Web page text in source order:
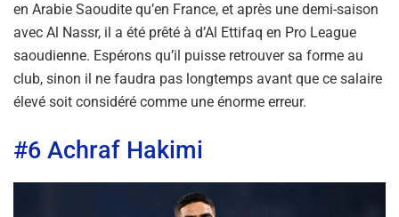
en Arabie Saoudite qu’en France, et après une demi-saison
avec Al Nassr, il a été prêté à d’Al Ettifaq en Pro League
saoudienne. Espérons qu’il puisse retrouver sa forme au
club, sinon il ne faudra pas longtemps avant que ce salaire
élevé soit considéré comme une énorme erreur.
#6 Achraf Hakimi